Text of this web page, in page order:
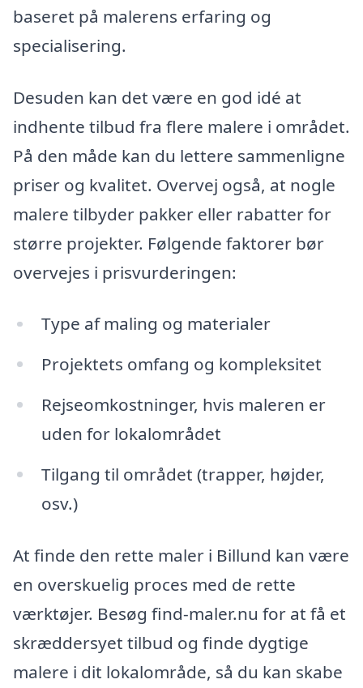
baseret på malerens erfaring og
specialisering.
Desuden kan det være en god idé at
indhente tilbud fra flere malere i området.
På den måde kan du lettere sammenligne
priser og kvalitet. Overvej også, at nogle
malere tilbyder pakker eller rabatter for
større projekter. Følgende faktorer bør
overvejes i prisvurderingen:
Type af maling og materialer
Projektets omfang og kompleksitet
Rejseomkostninger, hvis maleren er
uden for lokalområdet
Tilgang til området (trapper, højder,
osv.)
At finde den rette maler i Billund kan være
en overskuelig proces med de rette
værktøjer. Besøg find-maler.nu for at få et
skræddersyet tilbud og finde dygtige
malere i dit lokalområde, så du kan skabe